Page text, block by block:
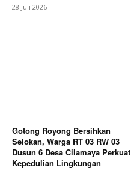
28 Juli 2026
Gotong Royong Bersihkan
Selokan, Warga RT 03 RW 03
Dusun 6 Desa Cilamaya Perkuat
Kepedulian Lingkungan